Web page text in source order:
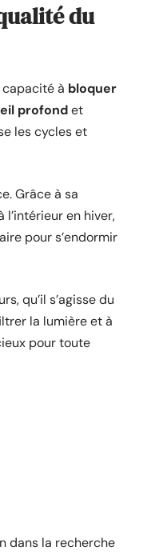
du
capacité à bloquer
profondet
les cycles et
Grâce à sa
en hiver,
pour s’endormir
qu’il s’agisse du
la lumière et à
pour toute
dans la recherche